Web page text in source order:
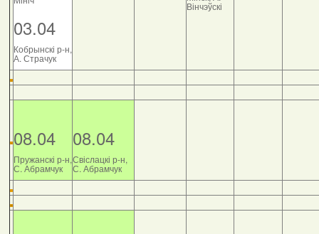
03.04
Кобрынскі р-н,
А. Страчук
Вінчэўскі
08.04
Пружанскі р-н,
С. Абрамчук
08.04
Свіслацкі р-н,
С. Абрамчук